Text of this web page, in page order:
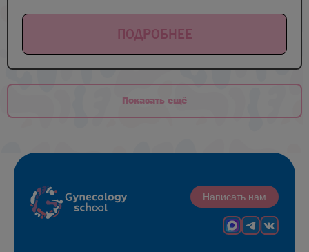
ПОДРОБНЕЕ
Показать ещё
Написать нам